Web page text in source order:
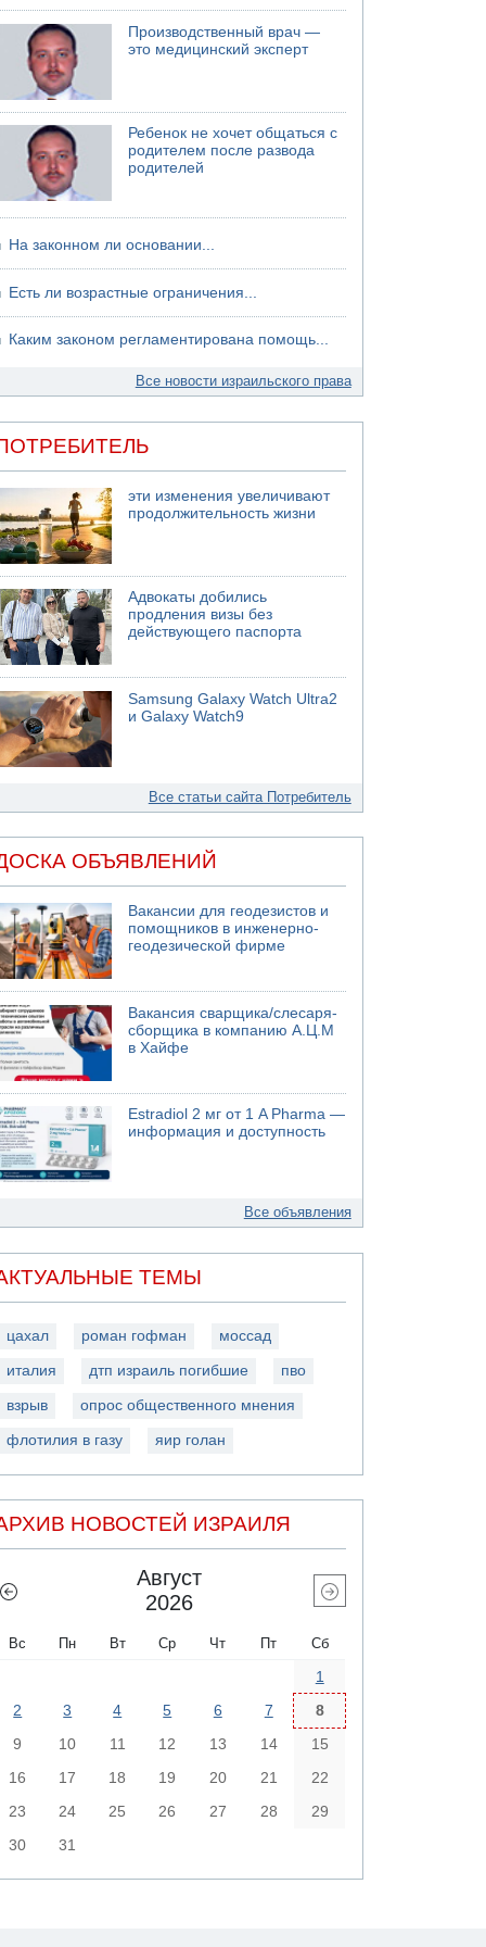
06.08.2026 13:13
Арестованы двое подозреваемых в стрельбе
по электрической компании
06.08.2026 13:07
Кирьят-Арбы пожар на местности
06.08.2026 12:06
США не будут давить на Израиль в вопросе
Ливана
Производственный врач —
это медицинский эксперт
Ребенок не хочет общаться с
родителем после развода
родителей
На законном ли основании...
Есть ли возрастные ограничения...
Каким законом регламентирована помощь...
Все новости израильского права
эти изменения увеличивают
продолжительность жизни
Адвокаты добились
продления визы без
действующего паспорта
Samsung Galaxy Watch Ultra2
и Galaxy Watch9
Все статьи сайта Потребитель
ОБЪЯВЛЕНИЙ
Вакансии для геодезистов и
помощников в инженерно-
геодезической фирме
Вакансия сварщика/слесаря-
сборщика в компанию А.Ц.М
в Хайфе
Estradiol 2 мг от 1 A Pharma —
информация и доступность
Все объявления
ТЕМЫ
цахал роман гофман моссад
италия дтп израиль погибшие пво
взрыв опрос общественного мнения
флотилия в газу яир голан
НОВОСТЕЙ ИЗРАИЛЯ
Август
2026
Вс Пн Вт Ср Чт Пт Сб
1
2
3 4 5 6 7
8
9
10 11 12 13 14
15
16
17 18 19 20 21
22
23
24 25 26 27 28
29
30
31